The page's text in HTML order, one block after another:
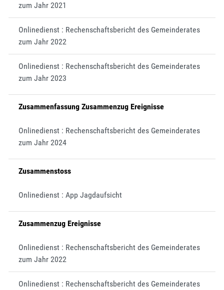
zum Jahr 2021
Onlinedienst : Rechenschaftsbericht des Gemeinderates
zum Jahr 2022
Onlinedienst : Rechenschaftsbericht des Gemeinderates
zum Jahr 2023
Zusammenfassung Zusammenzug Ereignisse
Onlinedienst : Rechenschaftsbericht des Gemeinderates
zum Jahr 2024
Zusammenstoss
Onlinedienst : App Jagdaufsicht
Zusammenzug Ereignisse
Onlinedienst : Rechenschaftsbericht des Gemeinderates
zum Jahr 2022
Onlinedienst : Rechenschaftsbericht des Gemeinderates